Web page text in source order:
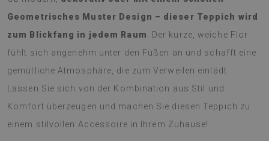
Geometrisches Muster Design – dieser Teppich wird
zum Blickfang in jedem Raum
. Der kurze, weiche Flor
fühlt sich angenehm unter den Füßen an und schafft eine
gemütliche Atmosphäre, die zum Verweilen einlädt.
Lassen Sie sich von der Kombination aus Stil und
Komfort überzeugen und machen Sie diesen Teppich zu
einem stilvollen Accessoire in Ihrem Zuhause!